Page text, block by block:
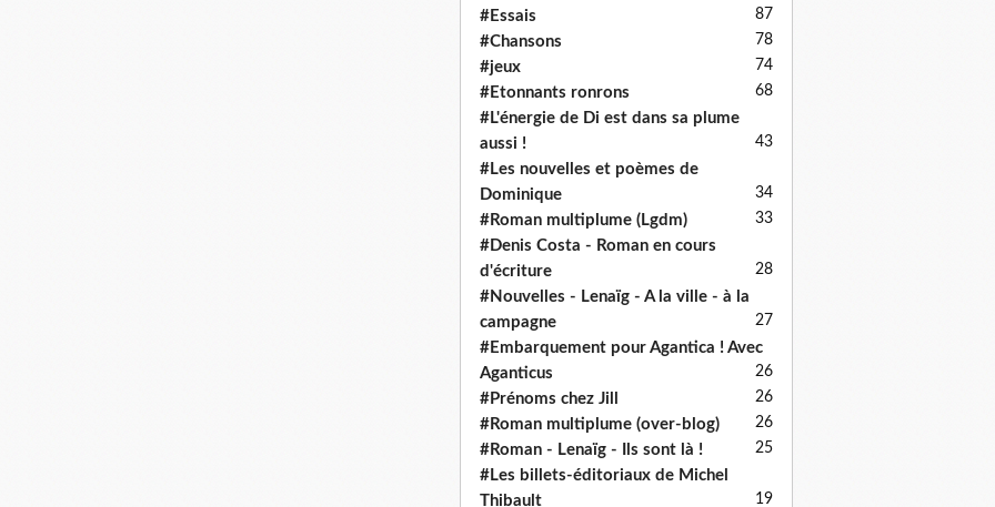
#Essais 87
#Chansons 78
#jeux 74
#Etonnants ronrons 68
#L'énergie de Di est dans sa plume
aussi !
43
#Les nouvelles et poèmes de
Dominique
34
#Roman multiplume (Lgdm) 33
#Denis Costa - Roman en cours
d'écriture
28
#Nouvelles - Lenaïg - A la ville - à la
campagne
27
#Embarquement pour Agantica ! Avec
Aganticus
26
#Prénoms chez Jill 26
#Roman multiplume (over-blog) 26
#Roman - Lenaïg - Ils sont là ! 25
#Les billets-éditoriaux de Michel
Thibault
19